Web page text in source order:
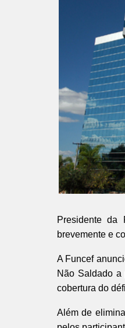
Presidente da
brevemente e
A Funcef
Não Saldado a
cobertura do
Além de